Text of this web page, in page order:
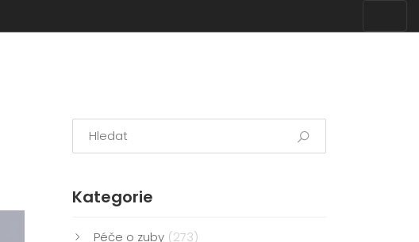
Kategorie
Péče o zuby (273)